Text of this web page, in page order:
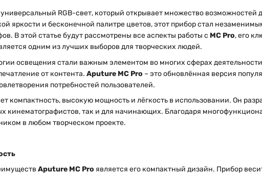
универсальный RGB-свет, который открывает множество возможностей
яркости и бесконечной палитре цветов, этот прибор стал
В этой статье будут рассмотрены все аспекты работы с MC Pro, его
одним из лучших выборов для творческих людей.
освещения стали важным элементом во многих сферах
от контента. Aputure MC Pro – это обновлённая версия
потребностей пользователей.
компактность, высокую мощность и лёгкость в использовании. Он
кинематографистов, так и для начинающих. Благодаря
в любом творческом проекте.
Aputure MC Pro является его компактный дизайн. Прибор